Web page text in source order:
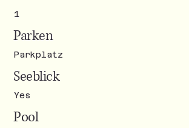
1
Parken
Parkplatz
Seeblick
Yes
Pool